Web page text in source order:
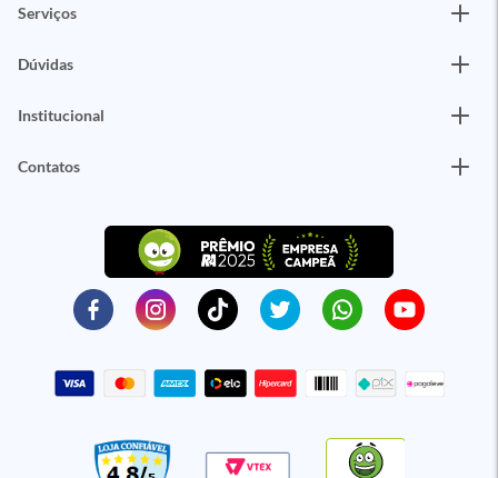
Serviços
Dúvidas
Institucional
Contatos